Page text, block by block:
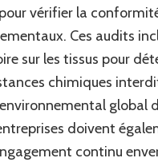
vérifier la
Ces audits
sur les tissus pour
chimiques
global
doivent
continu